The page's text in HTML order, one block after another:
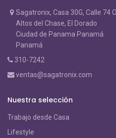
Sagatronix, Casa 30G, Calle 74
Altos del Chase, El Dorado
Ciudad de Panama Panamá
Panamá
310-7242
ventas@sagatronix.com
Nuestra selección
Trabajo desde Casa
Lifestyle